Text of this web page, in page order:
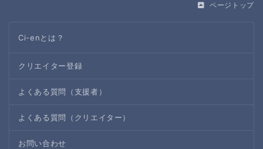
ページトップ
Ci-enとは？
クリエイター登録
よくある質問（支援者）
よくある質問（クリエイター）
お問い合わせ